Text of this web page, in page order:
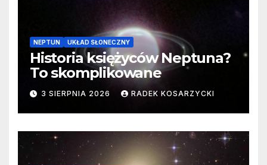
NEPTUN UKŁAD SŁONECZNY
Historia księżyców Neptuna?
To skomplikowane
3 SIERPNIA 2026 RADEK KOSARZYCKI